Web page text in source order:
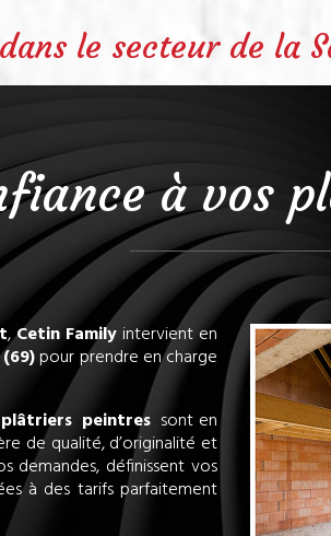
le secteur de la
à vos
,Cetin Familyintervient en
pour prendre en charge
plâtriers peintres sont en
de qualité, d’originalité et
demandes, définissent vos
à des tarifs parfaitement